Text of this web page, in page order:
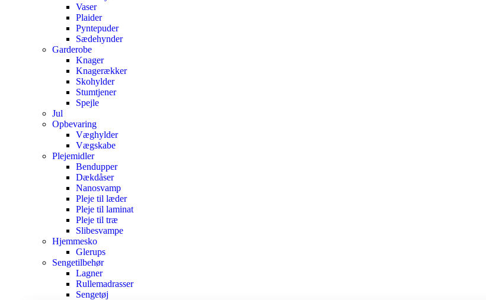
Vaser
Plaider
Pyntepuder
Sædehynder
Garderobe
Knager
Knagerækker
Skohylder
Stumtjener
Spejle
Jul
Opbevaring
Væghylder
Vægskabe
Plejemidler
Bendupper
Dækdåser
Nanosvamp
Pleje til læder
Pleje til laminat
Pleje til træ
Slibesvampe
Hjemmesko
Glerups
Sengetilbehør
Lagner
Rullemadrasser
Sengetøj